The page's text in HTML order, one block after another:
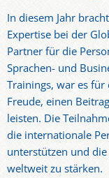
In diesem Jahr
Expertise bei der
Partner für die
Sprachen- und
Trainings, war es für
Freude, einen
leisten. Die
die internationale
unterstützen und
weltweit zu stärken.